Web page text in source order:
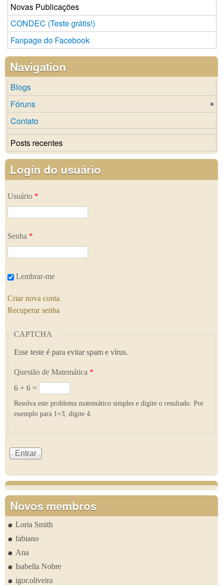
Novas Publicações
CONDEC (Teste grátis!)
Fanpage do Facebook
Navigation
Blogs
Fóruns
Contato
Posts recentes
Login do usuário
Usuário *
Senha *
Lembrar-me
Criar nova conta
Recuperar senha
CAPTCHA
Esse teste é para evitar spam e vírus.
Questão de Matemática *
6 + 6 =
Resolva este problema matemático simples e digite o resultado. Por
exemplo para 1+3, digite 4.
Novos membros
Loria Smith
fabiano
Ana
Isabella Nobre
igor.oliveira